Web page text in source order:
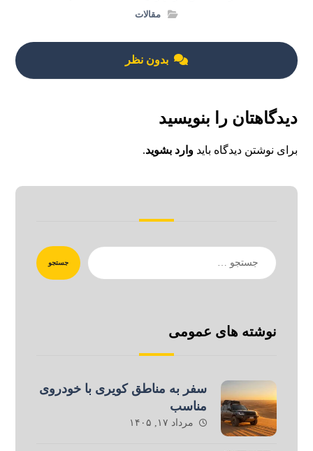
مقالات
بدون نظر
دیدگاهتان را بنویسید
برای نوشتن دیدگاه بایدوارد بشوید.
جستجو
نوشته های عمومی
سفر به مناطق کویری با خودروی
مناسب
مرداد ۱۷, ۱۴۰۵